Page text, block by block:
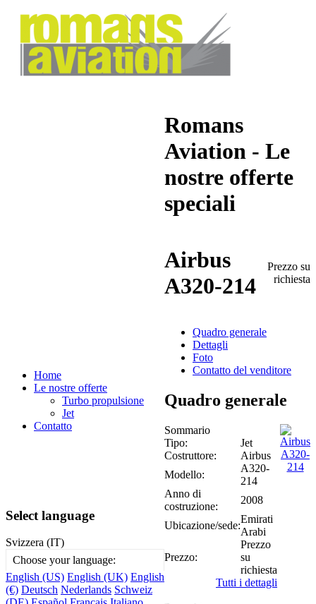
Home
Le nostre offerte
Turbo propulsione
Jet
Contatto
Select language
Svizzera (IT)
Choose your language:
English (US) English (UK) English
(€) Deutsch Nederlands Schweiz
Romans
Aviation - Le
nostre offerte
speciali
Airbus
A320-214
Prezzo su
richiesta
Quadro generale
Dettagli
Foto
Contatto del venditore
Quadro generale
Sommario
Tipo:
Jet
Costruttore:
Airbus
Modello:
A320-
214
Anno di
costruzione:
2008
Ubicazione/sede:
Emirati
Arabi
Prezzo:
Prezzo
su
richiesta
Tutti i dettagli